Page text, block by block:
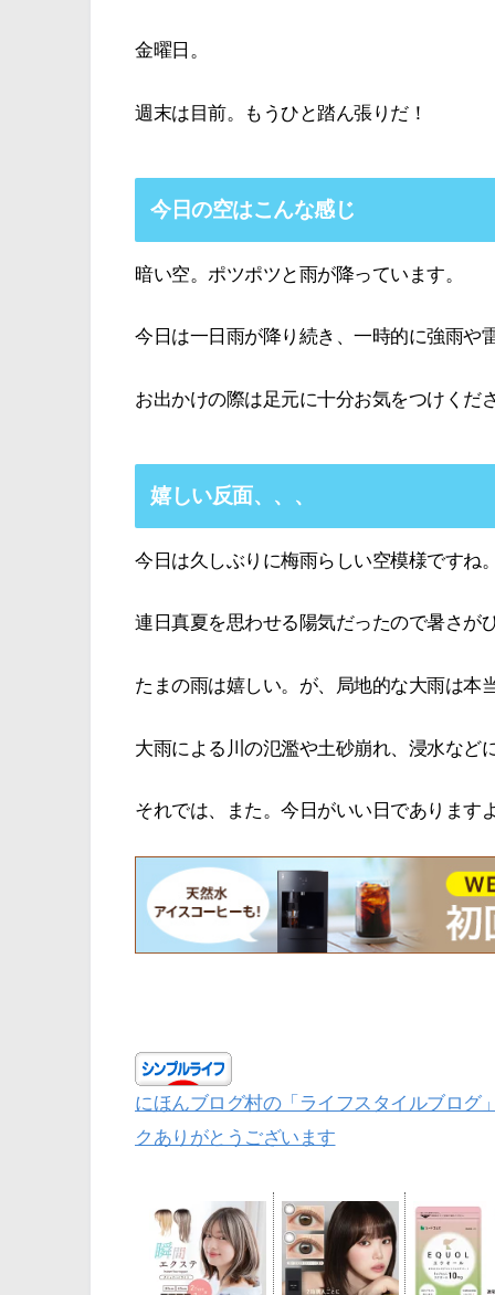
金曜日。
週末は目前。もうひと踏ん張りだ！
今日の空はこんな感じ
暗い空。ポツポツと雨が降っています。
今日は一日雨が降り続き、一時的に強雨や
お出かけの際は足元に十分お気をつけくだ
嬉しい反面、、、
今日は久しぶりに梅雨らしい空模様ですね
連日真夏を思わせる陽気だったので暑さが
たまの雨は嬉しい。が、局地的な大雨は本
大雨による川の氾濫や土砂崩れ、浸水など
それでは、また。今日がいい日であります
にほんブログ村の「ライフスタイルブログ
クありがとうございます